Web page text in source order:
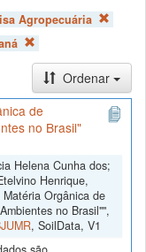
Agropecuária
Ordenar
de
no Brasil"
Helena Cunha dos;
Henrique,
Orgânica de
no Brasil"",
, SoilData, V1